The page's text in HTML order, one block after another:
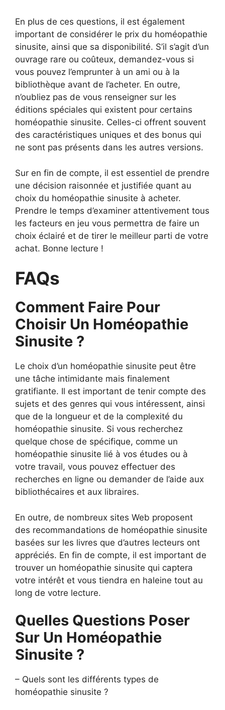
En plus de ces questions, il est également
important de considérer le prix du homéopathie
sinusite, ainsi que sa disponibilité. S’il s’agit d’un
ouvrage rare ou coûteux, demandez-vous si
vous pouvez l’emprunter à un ami ou à la
bibliothèque avant de l’acheter. En outre,
n’oubliez pas de vous renseigner sur les
éditions spéciales qui existent pour certains
homéopathie sinusite. Celles-ci offrent souvent
des caractéristiques uniques et des bonus qui
ne sont pas présents dans les autres versions.
Sur en fin de compte, il est essentiel de prendre
une décision raisonnée et justifiée quant au
choix du homéopathie sinusite à acheter.
Prendre le temps d’examiner attentivement tous
les facteurs en jeu vous permettra de faire un
choix éclairé et de tirer le meilleur parti de votre
achat. Bonne lecture !
FAQs
Comment Faire Pour
Choisir Un Homéopathie
Sinusite ?
Le choix d’un homéopathie sinusite peut être
une tâche intimidante mais finalement
gratifiante. Il est important de tenir compte des
sujets et des genres qui vous intéressent, ainsi
que de la longueur et de la complexité du
homéopathie sinusite. Si vous recherchez
quelque chose de spécifique, comme un
homéopathie sinusite lié à vos études ou à
votre travail, vous pouvez effectuer des
recherches en ligne ou demander de l’aide aux
bibliothécaires et aux libraires.
En outre, de nombreux sites Web proposent
des recommandations de homéopathie sinusite
basées sur les livres que d’autres lecteurs ont
appréciés. En fin de compte, il est important de
trouver un homéopathie sinusite qui captera
votre intérêt et vous tiendra en haleine tout au
long de votre lecture.
Quelles Questions Poser
Sur Un Homéopathie
Sinusite ?
– Quels sont les différents types de
homéopathie sinusite ?